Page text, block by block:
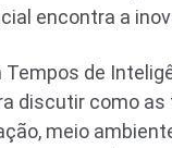
encontra a
Tempos de
discutir como
meio